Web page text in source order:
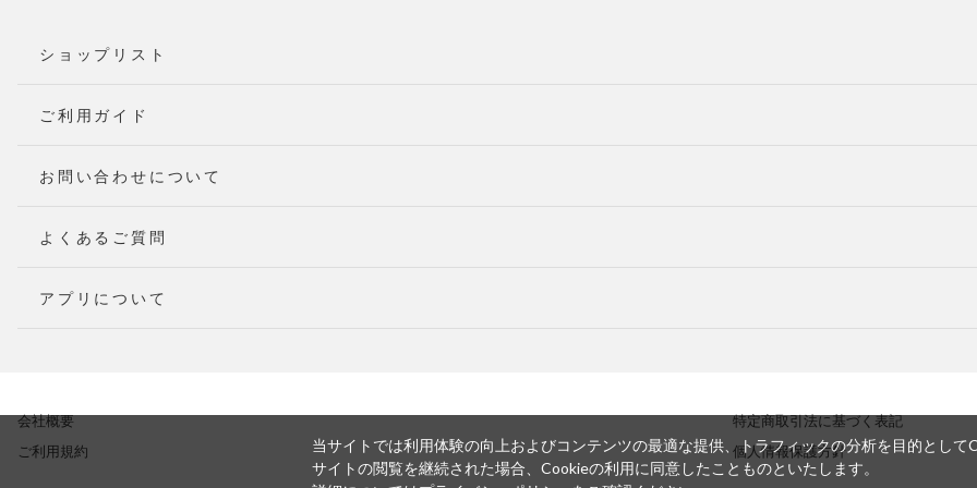
ショップリスト
ご利用ガイド
お問い合わせについて
よくあるご質問
アプリについて
会社概要
特定商取引法に基づく表記
ご利用規約
個人情報保護方針
当サイトでは利用体験の向上およびコンテンツの最適な提供、トラフィックの分析を目的として
サイトの閲覧を継続された場合、Cookieの利用に同意したことものといたします。